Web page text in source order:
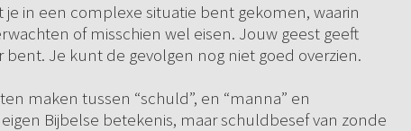
in een complexe situatie bent gekomen, waarin
of misschien wel eisen. Jouw geest geeft
bent. Je kunt de gevolgen nog niet goed overzien.
maken tussen “schuld”, en “manna” en
Bijbelse betekenis, maar schuldbesef van zonde